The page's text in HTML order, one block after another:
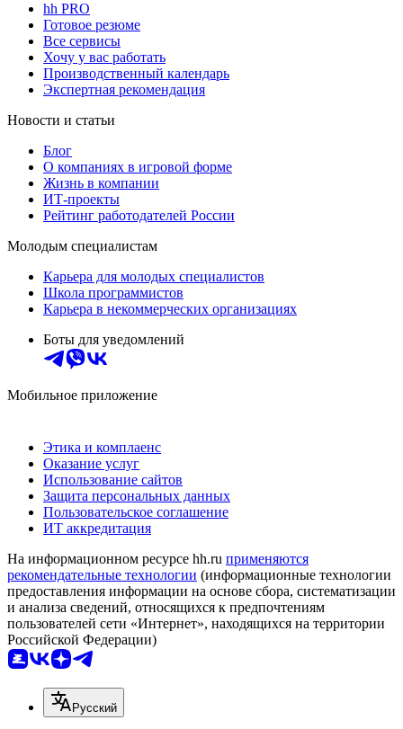
hh PRO
Готовое резюме
Все сервисы
Хочу у вас работать
Производственный календарь
Экспертная рекомендация
Новости и статьи
Блог
О компаниях в игровой форме
Жизнь в компании
ИТ-проекты
Рейтинг работодателей России
Молодым специалистам
Карьера для молодых специалистов
Школа программистов
Карьера в некоммерческих организациях
Боты для уведомлений
Мобильное приложение
Этика и комплаенс
Оказание услуг
Использование сайтов
Защита персональных данных
Пользовательское соглашение
ИТ аккредитация
На информационном ресурсе hh.ru применяются
рекомендательные технологии (информационные технологии
предоставления информации на основе сбора, систематизации
и анализа сведений, относящихся к предпочтениям
пользователей сети «Интернет», находящихся на территории
Российской Федерации)
Русский